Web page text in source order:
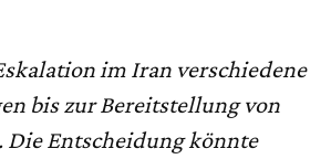
im Iran verschiedene
bis zur Bereitstellung von
Entscheidung könnte